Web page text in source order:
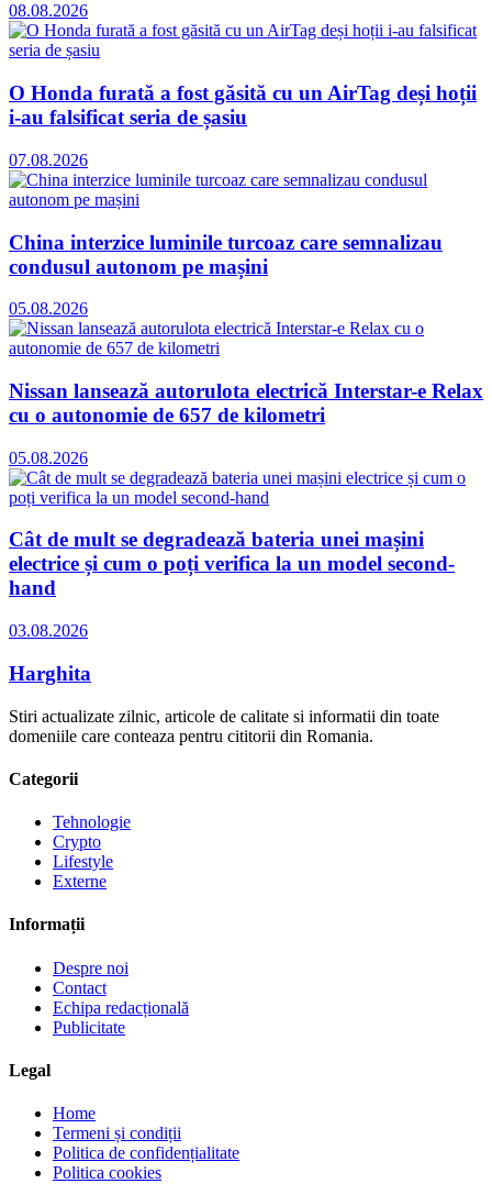
08.08.2026
O Honda furată a fost găsită cu un AirTag deși hoții
i-au falsificat seria de șasiu
07.08.2026
China interzice luminile turcoaz care semnalizau
condusul autonom pe mașini
05.08.2026
Nissan lansează autorulota electrică Interstar-e Relax
cu o autonomie de 657 de kilometri
05.08.2026
Cât de mult se degradează bateria unei mașini
electrice și cum o poți verifica la un model second-
hand
03.08.2026
Harghita
Stiri actualizate zilnic, articole de calitate si informatii din toate
domeniile care conteaza pentru cititorii din Romania.
Categorii
Tehnologie
Crypto
Lifestyle
Externe
Informații
Despre noi
Contact
Echipa redacțională
Publicitate
Legal
Home
Termeni și condiții
Politica de confidențialitate
Politica cookies